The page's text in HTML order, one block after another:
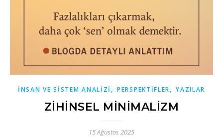
İNSAN VE SISTEM ANALIZI ,PERSPEKTIFLER,YAZILAR
ZIHINSEL MINIMALIZM
15 Ağustos 2025